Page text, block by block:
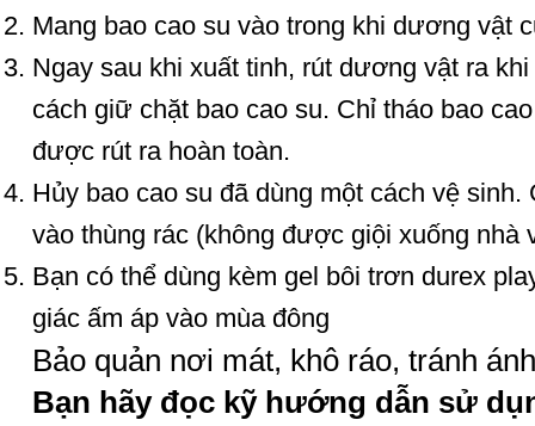
Mang bao cao su vào trong khi dương vật
Ngay sau khi xuất tinh, rút dương vật ra
cách giữ chặt bao cao su. Chỉ tháo bao
được rút ra hoàn toàn.
Hủy bao cao su đã dùng một cách vệ sinh.
vào thùng rác (không được giội xuống nhà
Bạn có thể dùng kèm gel bôi trơn durex
giác ấm áp vào mùa đông
Bảo quản nơi mát, khô ráo, tránh
Bạn hãy đọc kỹ hướng dẫn sử